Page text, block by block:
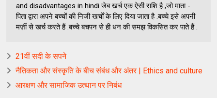
and disadvantages in hindi जेब खर्च एक ऐसी राशि है ,जो माता -
पिता द्वारा अपने बच्चों की निजी खर्चों के लिए दिया जाता है .बच्चे इसे अपनी
मर्ज़ी से खर्च करते हैं .बच्चे बचपन से ही धन की समझ विकसित कर पाते हैं .
21वीं सदी के सपने
नैतिकता और संस्कृति के बीच संबंध और अंतर | Ethics and culture
आरक्षण और सामाजिक उत्थान पर निबंध